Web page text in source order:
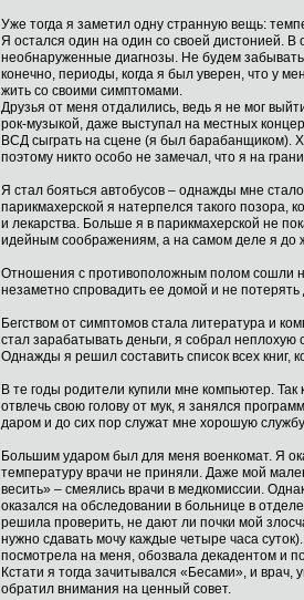
Уже тогда я заметил одну странную вещь:
Я остался один на один со своей дистонией.
необнаруженные диагнозы. Не будем
конечно, периоды, когда я был уверен, что у
жить со своими симптомами.
Друзья от меня отдалились, ведь я не мог
рок-музыкой, даже выступал на местных
ВСД сыграть на сцене (я был барабанщиком).
поэтому никто особо не замечал, что я на
Я стал бояться автобусов – однажды мне
парикмахерской я натерпелся такого позора,
и лекарства. Больше я в парикмахерской не
идейным соображениям, а на самом деле я до
Отношения с противоположным полом сошли
незаметно спровадить ее домой и не потерять
Бегством от симптомов стала литература и
стал зарабатывать деньги, я собрал
Однажды я решил составить список всех книг,
В те годы родители купили мне компьютер.
отвлечь свою голову от мук, я занялся
даром и до сих пор служат мне хорошую
Большим ударом был для меня военкомат. Я
температуру врачи не приняли. Даже мой
весить» – смеялись врачи в медкомиссии.
оказался на обследовании в больнице в
решила проверить, не дают ли почки мой
нужно сдавать мочу каждые четыре часа
посмотрела на меня, обозвала декадентом и
Кстати я тогда зачитывался «Бесами», и
обратил внимания на ценный совет.